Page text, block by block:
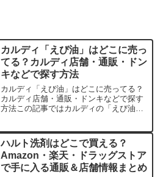
カルディ「えび油」はどこに売っ
てる？カルディ店舗・通販・ドン
キなどで探す方法
カルディ「えび油」はどこに売ってる？
カルディ店舗・通販・ドンキなどで探す
方法この記事ではカルディの「えび油」
す。店舗名参考価格（税込）特徴楽天市
場約450円～ポイント還元...
ハルト洗剤はどこで買える？
Amazon・楽天・ドラッグストア
で手に入る通販＆店舗情報まとめ